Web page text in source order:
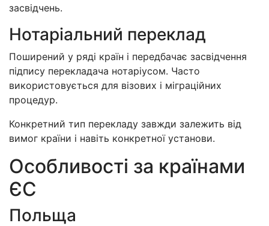
засвідчень.
Нотаріальний переклад
Поширений у ряді країн і передбачає засвідчення
підпису перекладача нотаріусом. Часто
використовується для візових і міграційних
процедур.
Конкретний тип перекладу завжди залежить від
вимог країни і навіть конкретної установи.
Особливості за країнами
ЄС
Польща